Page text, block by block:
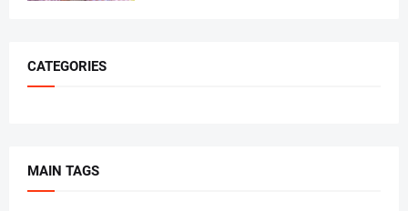
CATEGORIES
MAIN TAGS